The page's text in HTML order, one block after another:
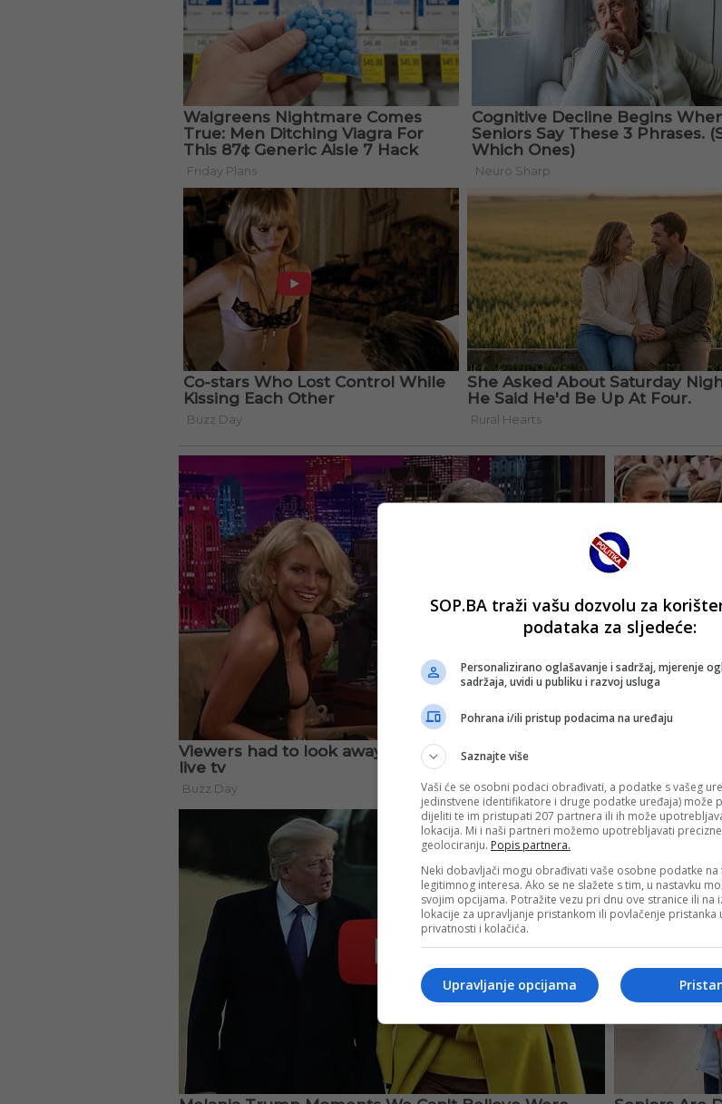
SOP.BA traži vašu dozvolu za
podataka za sljedeće:
Personalizirano oglašavanje i sadržaj, mjerenje
sadržaja, uvidi u publiku i razvoj usluga
Pohrana i/ili pristup podacima na uređaju
Saznajte više
Vaši će se osobni podaci obrađivati, a podatke s vašeg
jedinstvene identifikatore i druge podatke uređaja) može
dijeliti te im pristupati 207 partnera ili ih može
lokacija. Mi i naši partneri možemo upotrebljavati
geolociranju. Popis partnera.
Neki dobavljači mogu obrađivati vaše osobne podatke na
legitimnog interesa. Ako se ne slažete s tim, u nastavku
svojim opcijama. Potražite vezu pri dnu ove stranice ili na
lokacije za upravljanje pristankom ili povlačenje pristanka
privatnosti i kolačića.
Upravljanje opcijama